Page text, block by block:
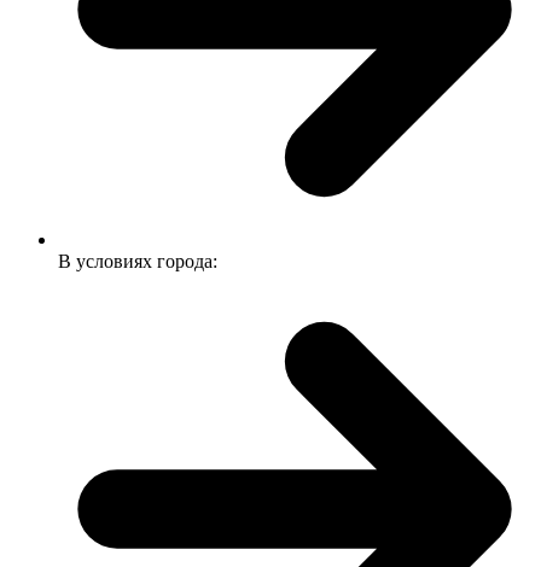
В условиях города: